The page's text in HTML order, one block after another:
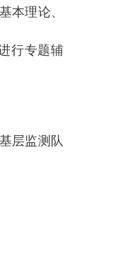
本理论、
行专题辅
层监测队